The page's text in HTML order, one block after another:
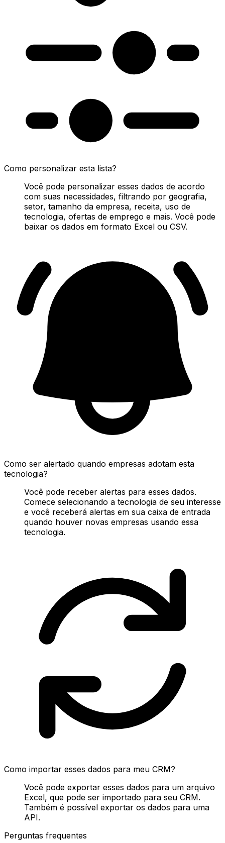
Como personalizar esta lista?
Você pode personalizar esses dados de acordo
com suas necessidades, filtrando por geografia,
setor, tamanho da empresa, receita, uso de
tecnologia, ofertas de emprego e mais. Você pode
baixar os dados em formato Excel ou CSV.
Como ser alertado quando empresas adotam esta
tecnologia?
Você pode receber alertas para esses dados.
Comece selecionando a tecnologia de seu interesse
e você receberá alertas em sua caixa de entrada
quando houver novas empresas usando essa
tecnologia.
Como importar esses dados para meu CRM?
Você pode exportar esses dados para um arquivo
Excel, que pode ser importado para seu CRM.
Também é possível exportar os dados para uma
API.
Perguntas frequentes